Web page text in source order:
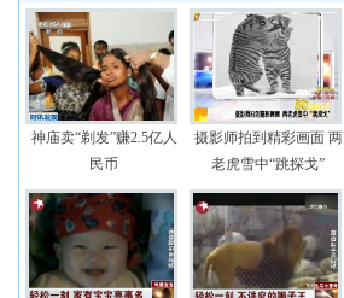
神庙卖“剃发”赚2.5亿人
民币
摄影师拍到精彩画面 两
老虎雪中“跳探戈”